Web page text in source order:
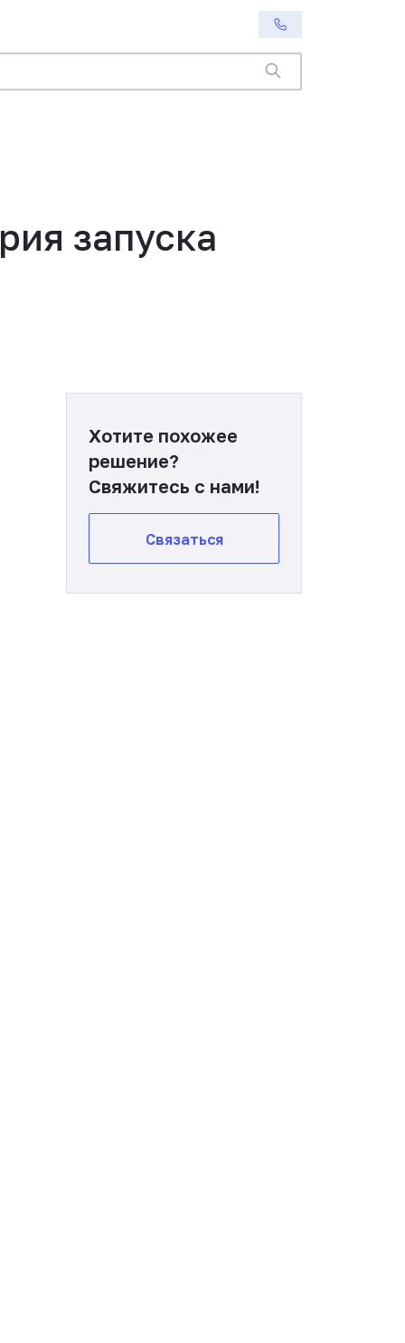
запуска
Хотите похожее
решение?
Свяжитесь с нами!
Связаться